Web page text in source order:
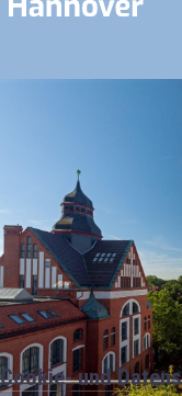
Cookie- und